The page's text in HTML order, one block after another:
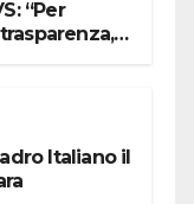
“Per
Italiano il